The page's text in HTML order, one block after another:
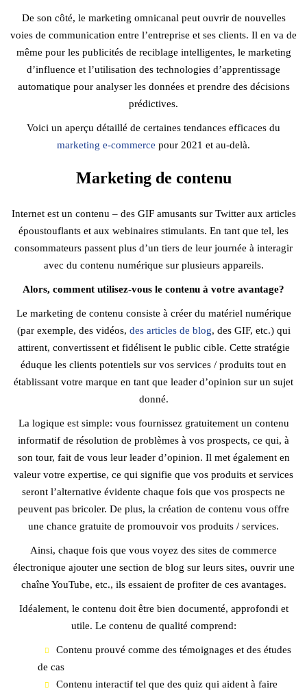
De son côté, le marketing omnicanal peut ouvrir de nouvelles
voies de communication entre l’entreprise et ses clients. Il en va de
même pour les publicités de reciblage intelligentes, le marketing
d’influence et l’utilisation des technologies d’apprentissage
automatique pour analyser les données et prendre des décisions
prédictives.
Voici un aperçu détaillé de certaines tendances efficaces du
marketing e-commerce pour 2021 et au-delà.
Marketing de contenu
Internet est un contenu – des GIF amusants sur Twitter aux articles
époustouflants et aux webinaires stimulants. En tant que tel, les
consommateurs passent plus d’un tiers de leur journée à interagir
avec du contenu numérique sur plusieurs appareils.
Alors, comment utilisez-vous le contenu à votre avantage?
Le marketing de contenu consiste à créer du matériel numérique
(par exemple, des vidéos, des articles de blog, des GIF, etc.) qui
attirent, convertissent et fidélisent le public cible. Cette stratégie
éduque les clients potentiels sur vos services / produits tout en
établissant votre marque en tant que leader d’opinion sur un sujet
donné.
La logique est simple: vous fournissez gratuitement un contenu
informatif de résolution de problèmes à vos prospects, ce qui, à
son tour, fait de vous leur leader d’opinion. Il met également en
valeur votre expertise, ce qui signifie que vos produits et services
seront l’alternative évidente chaque fois que vos prospects ne
peuvent pas bricoler. De plus, la création de contenu vous offre
une chance gratuite de promouvoir vos produits / services.
Ainsi, chaque fois que vous voyez des sites de commerce
électronique ajouter une section de blog sur leurs sites, ouvrir une
chaîne YouTube, etc., ils essaient de profiter de ces avantages.
Idéalement, le contenu doit être bien documenté, approfondi et
utile. Le contenu de qualité comprend:
Contenu prouvé comme des témoignages et des études
de cas
Contenu interactif tel que des quiz qui aident à faire